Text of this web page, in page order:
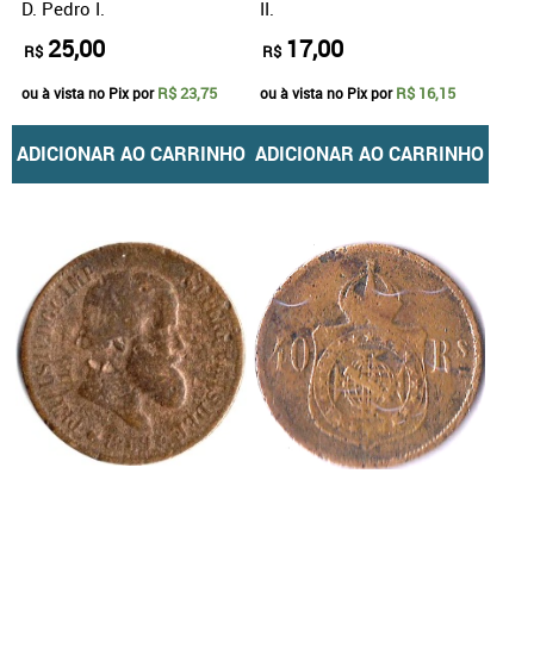
D. Pedro I.
R$ 25,00
ou à vista no Pix porR$ 23,75
ADICIONAR AO CARRINHO
II.
R$ 17,00
ou à vista no Pix porR$ 16,15
ADICIONAR AO CARRINHO